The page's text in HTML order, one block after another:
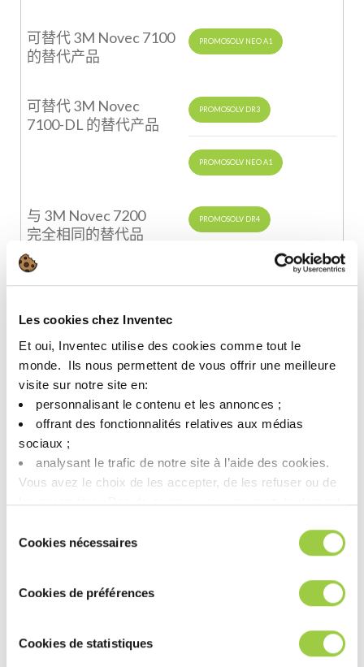
Les cookies chez Inventec
Et oui, Inventec utilise des cookies comme tout le
monde. ​ Ils nous permettent de vous offrir une meilleure
visite sur notre site en:​
personnalisant le contenu et les annonces ;​
offrant des fonctionnalités relatives aux médias
sociaux ; ​
analysant le trafic de notre site à l’aide des cookies.​
Vous avez le choix de les accepter, de les refuser ou de
les paramétrer.​ Pas de panique, vous pourrez également
cookies.​ ​ ​
duCookies nécessaires
Cookies de préférences
Cookies de statistiques
可替代3M Novec 7100
的替代产品
PROMOSOLV NEO A1
可替代3M Novec
7100-DL 的替代产品
PROMOSOLV DR3
PROMOSOLV NEO A1
与 3M Novec 7200
完全相同的替代品
PROMOSOLV DR4
与3M Novec 8200
PROMOSOLV 9000
可替代3M Novec 8200
的替代产品
与3M Novec 71DA
完全相同的替代品
PROMOSOLV DE3
可替代3M Novec
71DA的替代产品
与3M Novec 71DE